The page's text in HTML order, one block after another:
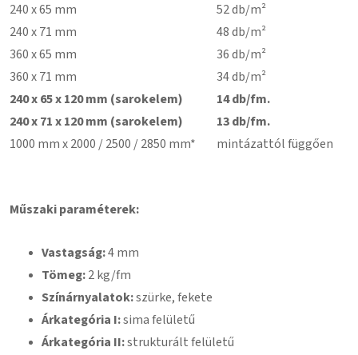
240 x 65 mm
52 db/m²
240 x 71 mm
48 db/m²
360 x 65 mm
36 db/m²
360 x 71 mm
34 db/m²
240 x 65 x 120 mm (sarokelem)
14 db/fm.
240 x 71 x 120 mm (sarokelem)
13 db/fm.
1000 mm x 2000 / 2500 / 2850 mm*
mintázattól függően
Műszaki paraméterek:
Vastagság:4 mm
Tömeg:2 kg/fm
Színárnyalatok:szürke, fekete
Árkategória I:sima felületű
Árkategória II:strukturált felületű